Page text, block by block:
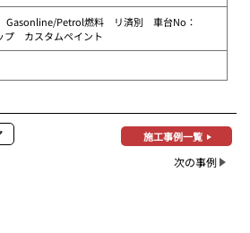
Petrol燃料 リ済別 車台No：
プ カスタムペイント
施工事例一覧
次の事例